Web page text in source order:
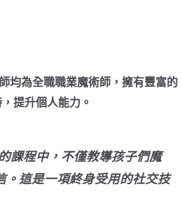
均為全職職業魔術師，擁有豐富的
提升個人能力。
課程中，不僅教導孩子們魔
這是一項終身受用的社交技